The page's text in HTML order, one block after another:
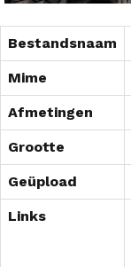
Bestandsnaam
Mime
Afmetingen
Grootte
Geüpload
Links